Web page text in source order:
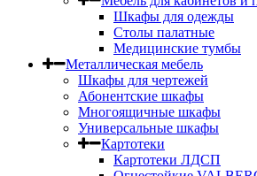
Шкафы для одежды
Столы палатные
Медицинские тумбы
Металлическая мебель
Шкафы для чертежей
Абонентские шкафы
Многоящичные шкафы
Универсальные шкафы
Картотеки
Картотеки ЛДСП